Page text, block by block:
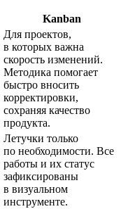
Kanban
Для проектов,
в которых важна
скорость изменений.
Методика помогает
быстро вносить
корректировки,
сохраняя качество
продукта.
Летучки только
по необходимости. Все
работы и их статус
зафиксированы
в визуальном
инструменте.